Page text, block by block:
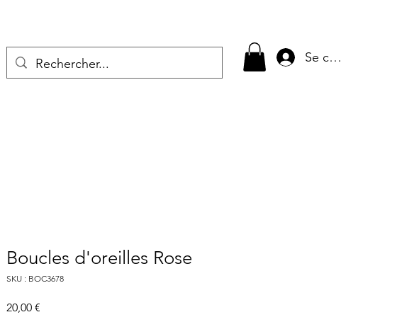
Se connecter
Boucles d'oreilles Rose
SKU : BOC3678
20,00 €